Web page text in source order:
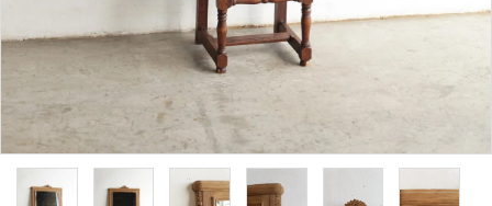
BRAND
お気に入りリスト
卸販売